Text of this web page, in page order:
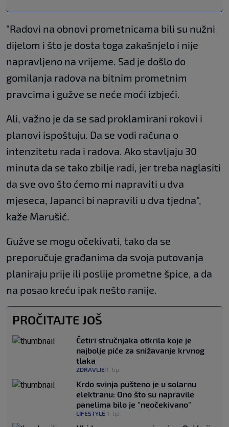
"Radovi na obnovi prometnicama bili su nužni
dijelom i što je dosta toga zakašnjelo i nije
napravljeno na vrijeme. Sad je došlo do
gomilanja radova na bitnim prometnim
pravcima i gužve se neće moći izbjeći.
Ali, važno je da se sad proklamirani rokovi i
planovi ispoštuju. Da se vodi računa o
intenzitetu rada i radova. Ako stavljaju 30
minuta da se tako zbilje radi, jer treba naglasiti
da sve ovo što ćemo mi napraviti u dva
mjeseca, Japanci bi napravili u dva tjedna",
kaže Marušić.
Gužve se mogu očekivati, tako da se
preporučuje građanima da svoja putovanja
planiraju prije ili poslije prometne špice, a da
na posao kreću ipak nešto ranije.
PROČITAJTE JOŠ
Četiri stručnjaka otkrila koje je
najbolje piće za snižavanje krvnog
tlaka
ZDRAVLJE 1. lip.
Krdo svinja pušteno je u solarnu
elektranu: Ono što su napravile
panelima bilo je "neočekivano"
LIFESTYLE 1. lip.